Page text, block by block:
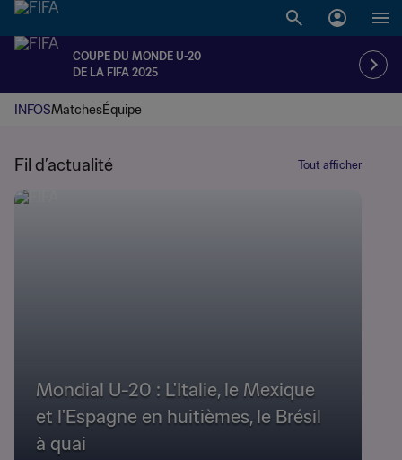
COUPE DU MONDE U-20
DE LA FIFA 2025
INFOSMatchesÉquipe
Fil d’actualité Tout afficher
Mondial U-20 : L'Italie, le Mexique
et l'Espagne en huitièmes, le Brésil
à quai